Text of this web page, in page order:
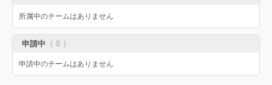
所属中のチームはありません
申請中 （ 0 ）
申請中のチームはありません